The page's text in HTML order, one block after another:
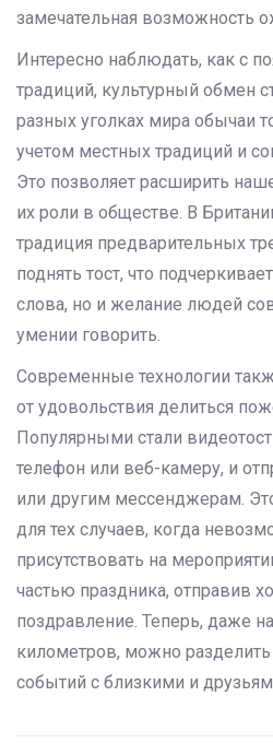
замечательная возможность
Интересно наблюдать, как с
традиций, культурный обмен
разных уголках мира обычаи
учетом местных традиций и
Это позволяет расширить
их роли в обществе. В
традиция предварительных
поднять тост, что
слова, но и желание людей
умении говорить.
Современные технологии
от удовольствия делиться
Популярными стали
телефон или веб-камеру, и
или другим мессенджерам.
для тех случаев, когда
присутствовать на
частью праздника, отправив
поздравление. Теперь, даже
километров, можно
событий с близкими и